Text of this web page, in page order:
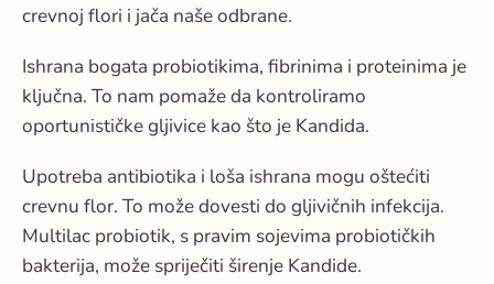
crevnoj flori i jača naše odbrane.
Ishrana bogata probiotikima, fibrinima i proteinima je
ključna. To nam pomaže da kontroliramo
oportunističke gljivice kao što je Kandida.
Upotreba antibiotika i loša ishrana mogu oštećiti
crevnu flor. To može dovesti do gljivičnih infekcija.
Multilac probiotik, s pravim sojevima probiotičkih
bakterija, može spriječiti širenje Kandide.